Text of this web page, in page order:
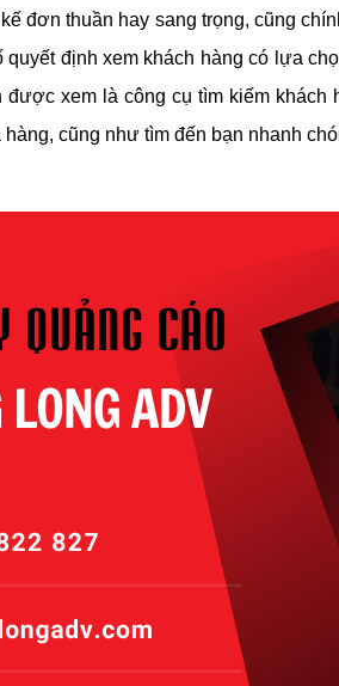
đơn thuần hay sang trọng, cũng
định xem khách hàng có lựa
xem là công cụ tìm kiếm
cũng như tìm đến bạn nhanh